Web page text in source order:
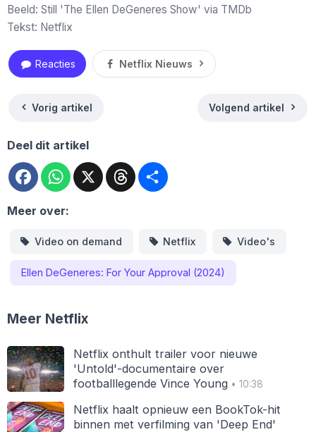
Beeld: Still 'The Ellen DeGeneres Show' via TMDb
Tekst: Netflix
Reacties Netflix Nieuws
Vorig artikel Volgend artikel
Deel dit artikel
FacebookWhatsApp
X Threads
Meer over:
Video on demand Netflix Video's
Ellen DeGeneres: For Your Approval (2024)
Meer Netflix
Netflix onthult trailer voor nieuwe
'Untold'-documentaire over
footballlegende Vince Young• 10:38
Netflix haalt opnieuw een BookTok-hit
binnen met verfilming van 'Deep End'